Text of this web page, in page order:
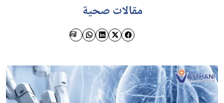
مقالات صحية